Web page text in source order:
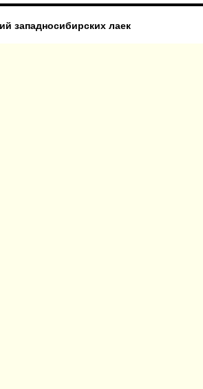
западносибирских лаек